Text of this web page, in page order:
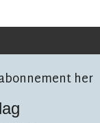
her